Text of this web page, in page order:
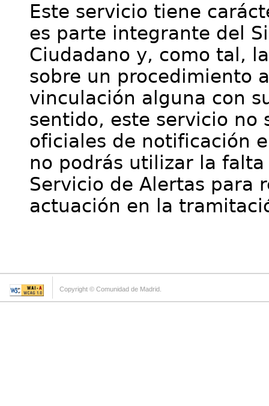
Este servicio tiene
es parte integrante del
Ciudadano y, como tal,
sobre un procedimiento
vinculación alguna con
sentido, este servicio no
oficiales de notificación
no podrás utilizar la
Servicio de Alertas para
actuación en la
Copyright © Comunidad de Madrid.